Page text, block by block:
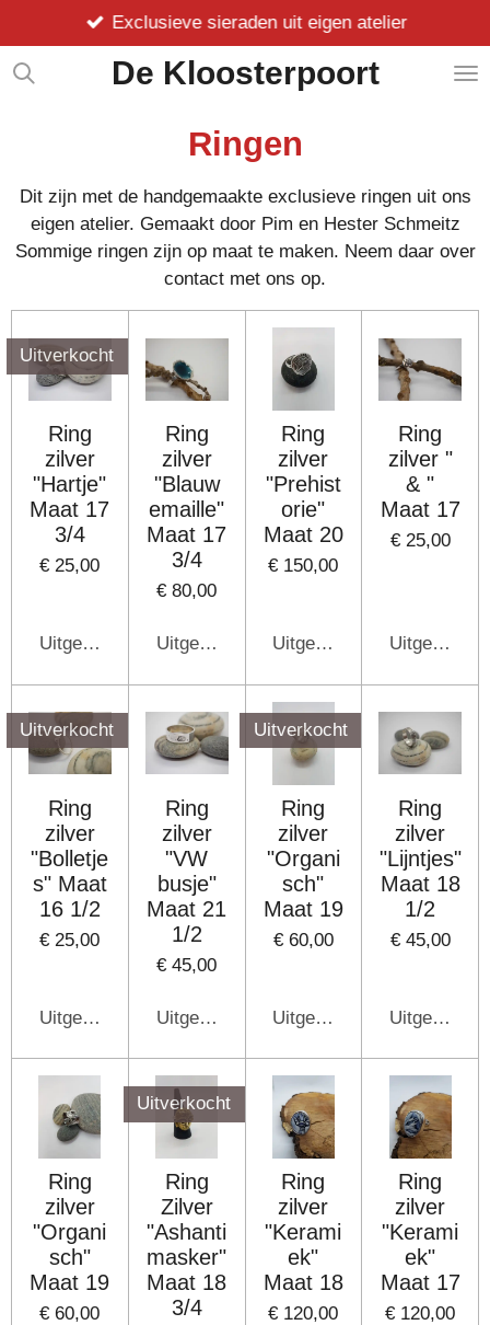
direct
naar
De Kloosterpoort
Exclusieve sieraden uit eigen atelier
Ringen
Dit zijn met de handgemaakte exclusieve ringen uit ons
eigen atelier. Gemaakt door Pim en Hester Schmeitz
Sommige ringen zijn op maat te maken. Neem daar over
contact met ons op.
Uitverkocht
Ring
zilver
"Hartje"
Maat 17
3/4
€ 25,00
Uitgeschakeld
Ring
zilver
"Blauw
emaille"
Maat 17
3/4
€ 80,00
Uitgeschakeld
Ring
zilver
"Prehist
orie"
Maat 20
€ 150,00
Uitgeschakeld
Ring
zilver "
& "
Maat 17
€ 25,00
Uitverkocht
Ring
zilver
"Bolletje
s" Maat
16 1/2
€ 25,00
Uitgeschakeld
Ring
zilver
"VW
busje"
Maat 21
1/2
€ 45,00
Uitgeschakeld
Uitverkocht
Ring
zilver
"Organi
sch"
Maat 19
€ 60,00
Uitgeschakeld
Ring
zilver
"Lijntjes"
Maat 18
1/2
€ 45,00
Ring
zilver
"Organi
sch"
Maat 19
€ 60,00
Uitverkocht
Ring
Zilver
"Ashanti
masker"
Maat 18
3/4
Ring
zilver
"Kerami
ek"
Maat 18
€ 120,00
Ring
zilver
"Kerami
ek"
Maat 17
€ 120,00